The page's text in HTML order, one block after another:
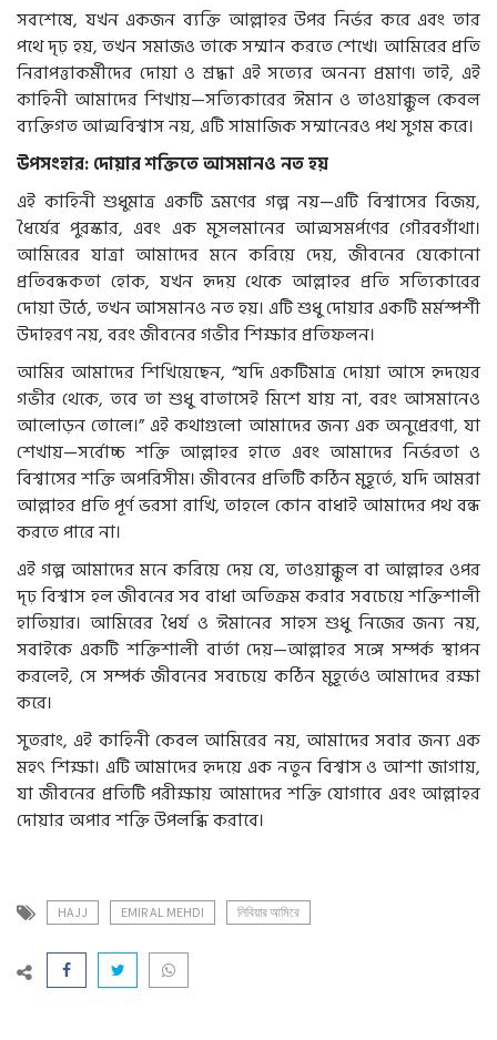
সবশেষে, যখন একজন ব্যক্তি আল্লাহর উপর নির্ভর করে এবং তার
পথে দৃঢ় হয়, তখন সমাজও তাকে সম্মান করতে শেখে। আমিরের প্রতি
নিরাপত্তাকর্মীদের দোয়া ও শ্রদ্ধা এই সত্যের অনন্য প্রমাণ। তাই, এই
কাহিনী আমাদের শিখায়—সত্যিকারের ঈমান ও তাওয়াক্কুল কেবল
ব্যক্তিগত আত্মবিশ্বাস নয়, এটি সামাজিক সম্মানেরও পথ সুগম করে।
উপসংহার: দোয়ার শক্তিতে আসমানও নত হয়
এই কাহিনী শুধুমাত্র একটি ভ্রমণের গল্প নয়—এটি বিশ্বাসের বিজয়,
ধৈর্যের পুরস্কার, এবং এক মুসলমানের আত্মসমর্পণের গৌরবগাঁথা।
আমিরের যাত্রা আমাদের মনে করিয়ে দেয়, জীবনের যেকোনো
প্রতিবন্ধকতা হোক, যখন হৃদয় থেকে আল্লাহর প্রতি সত্যিকারের
দোয়া উঠে, তখন আসমানও নত হয়। এটি শুধু দোয়ার একটি মর্মস্পর্শী
উদাহরণ নয়, বরং জীবনের গভীর শিক্ষার প্রতিফলন।
আমির আমাদের শিখিয়েছেন, “যদি একটিমাত্র দোয়া আসে হৃদয়ের
গভীর থেকে, তবে তা শুধু বাতাসেই মিশে যায় না, বরং আসমানেও
আলোড়ন তোলে।” এই কথাগুলো আমাদের জন্য এক অনুপ্রেরণা, যা
শেখায়—সর্বোচ্চ শক্তি আল্লাহর হাতে এবং আমাদের নির্ভরতা ও
বিশ্বাসের শক্তি অপরিসীম। জীবনের প্রতিটি কঠিন মুহূর্তে, যদি আমরা
আল্লাহর প্রতি পূর্ণ ভরসা রাখি, তাহলে কোন বাধাই আমাদের পথ বন্ধ
করতে পারে না।
এই গল্প আমাদের মনে করিয়ে দেয় যে, তাওয়াক্কুল বা আল্লাহর ওপর
দৃঢ় বিশ্বাস হল জীবনের সব বাধা অতিক্রম করার সবচেয়ে শক্তিশালী
হাতিয়ার। আমিরের ধৈর্য ও ঈমানের সাহস শুধু নিজের জন্য নয়,
সবাইকে একটি শক্তিশালী বার্তা দেয়—আল্লাহর সঙ্গে সম্পর্ক স্থাপন
করলেই, সে সম্পর্ক জীবনের সবচেয়ে কঠিন মুহূর্তেও আমাদের রক্ষা
করে।
সুতরাং, এই কাহিনী কেবল আমিরের নয়, আমাদের সবার জন্য এক
মহৎ শিক্ষা। এটি আমাদের হৃদয়ে এক নতুন বিশ্বাস ও আশা জাগায়,
যা জীবনের প্রতিটি পরীক্ষায় আমাদের শক্তি যোগাবে এবং আল্লাহর
দোয়ার অপার শক্তি উপলব্ধি করাবে।
HAJJ EMIR AL MEHDI লিবিয়ার আমিরে